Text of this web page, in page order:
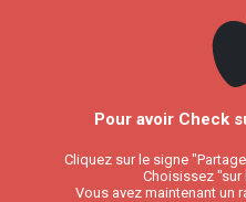
Pour avoir Check
Cliquez sur le signe
Choisissez
Vous avez maintenant un